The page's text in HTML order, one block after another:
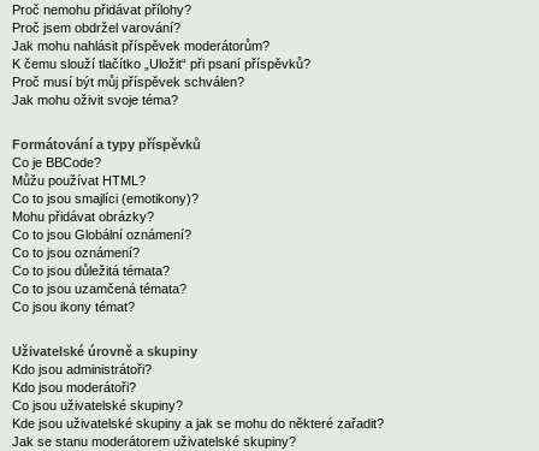
Proč nemohu přidávat přílohy?
Proč jsem obdržel varování?
Jak mohu nahlásit příspěvek moderátorům?
K čemu slouží tlačítko „Uložit“ při psaní příspěvků?
Proč musí být můj příspěvek schválen?
Jak mohu oživit svoje téma?
Formátování a typy příspěvků
Co je BBCode?
Můžu používat HTML?
Co to jsou smajlíci (emotikony)?
Mohu přidávat obrázky?
Co to jsou Globální oznámení?
Co to jsou oznámení?
Co to jsou důležitá témata?
Co to jsou uzamčená témata?
Co jsou ikony témat?
Uživatelské úrovně a skupiny
Kdo jsou administrátoři?
Kdo jsou moderátoři?
Co jsou uživatelské skupiny?
Kde jsou uživatelské skupiny a jak se mohu do některé zařadit?
Jak se stanu moderátorem uživatelské skupiny?